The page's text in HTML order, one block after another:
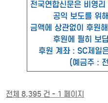
전국연합신문은 비영
공익 보도를 위
금액에 상관없이 후원
후원에 필히 보
후원 계좌 : SC제
(예금주 :
전체 8,395 건 - 1 페이지